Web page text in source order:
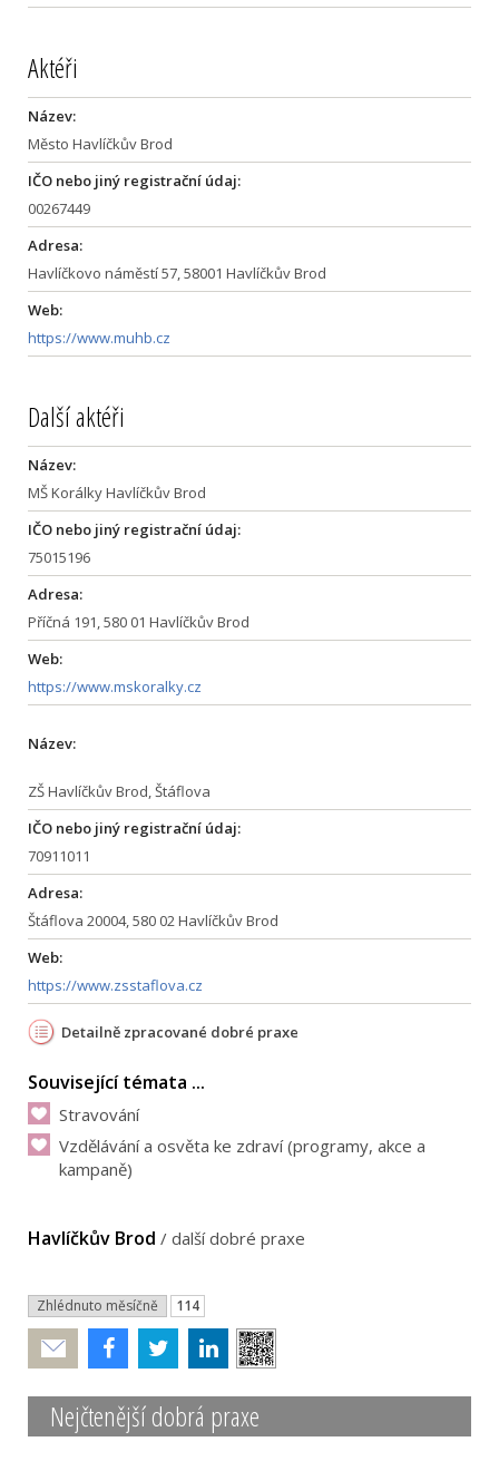
Aktéři
Název:
Město Havlíčkův Brod
IČO nebo jiný registrační údaj:
00267449
Adresa:
Havlíčkovo náměstí 57, 58001 Havlíčkův Brod
Web:
https://www.muhb.cz
Další aktéři
Název:
MŠ Korálky Havlíčkův Brod
IČO nebo jiný registrační údaj:
75015196
Adresa:
Příčná 191, 580 01 Havlíčkův Brod
Web:
https://www.mskoralky.cz
Název:
ZŠ Havlíčkův Brod, Štáflova
IČO nebo jiný registrační údaj:
70911011
Adresa:
Štáflova 20004, 580 02 Havlíčkův Brod
Web:
https://www.zsstaflova.cz
Detailně zpracované dobré praxe
Související témata ...
Stravování
Vzdělávání a osvěta ke zdraví (programy, akce a
kampaně)
Havlíčkův Brod / další dobré praxe
Zhlédnuto měsíčně 114
Poslat
Nejčtenější dobrá praxe